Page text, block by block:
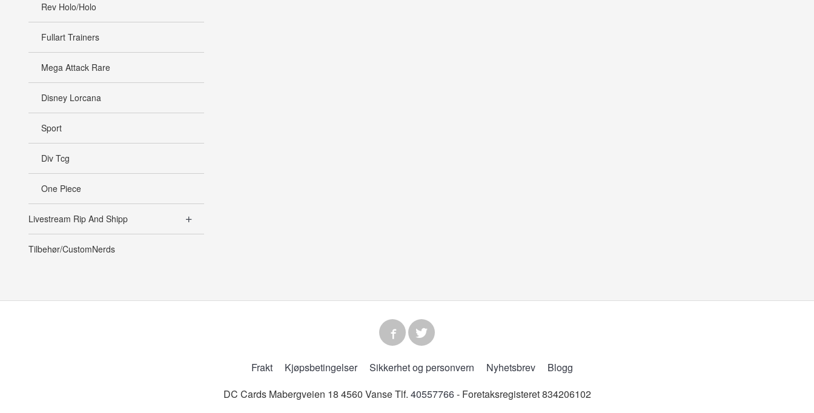
Rev Holo/Holo
Fullart Trainers
Mega Attack Rare
Disney Lorcana
Sport
Div Tcg
One Piece
Livestream Rip And Shipp
Tilbehør/CustomNerds
Frakt Kjøpsbetingelser Sikkerhet og personvern Nyhetsbrev
Blogg
DC Cards Mabergveien 18 4560 Vanse Tlf. 40557766- Foretaksregisteret 834206102